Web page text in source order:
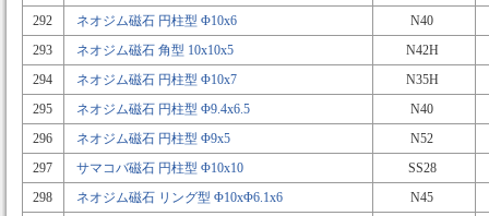
292
ネオジム磁石 円柱型 Φ10x6
N40
293
ネオジム磁石 角型 10x10x5
N42H
294
ネオジム磁石 円柱型 Φ10x7
N35H
295
ネオジム磁石 円柱型 Φ9.4x6.5
N40
296
ネオジム磁石 円柱型 Φ9x5
N52
297
サマコバ磁石 円柱型 Φ10x10
SS28
298
ネオジム磁石 リング型 Φ10xΦ6.1x6
N45